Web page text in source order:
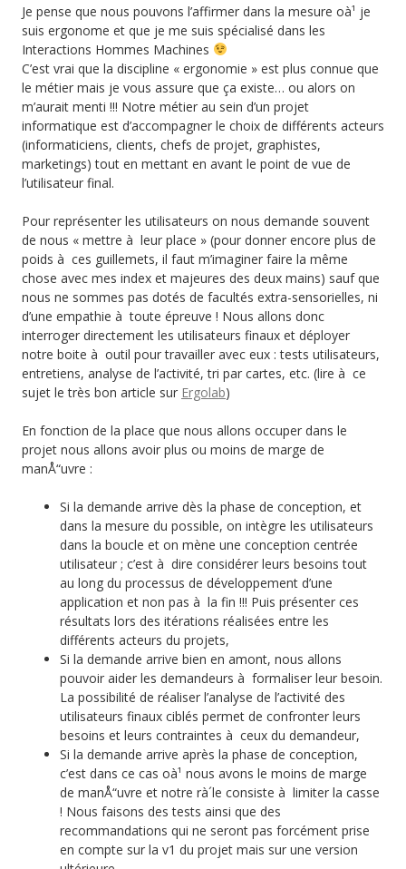
Je pense que nous pouvons l’affirmer dans la mesure oà¹ je
suis ergonome et que je me suis spécialisé dans les
Interactions Hommes Machines
C’est vrai que la discipline « ergonomie » est plus connue que
le métier mais je vous assure que ça existe… ou alors on
m’aurait menti !!! Notre métier au sein d’un projet
informatique est d’accompagner le choix de différents acteurs
(informaticiens, clients, chefs de projet, graphistes,
marketings) tout en mettant en avant le point de vue de
l’utilisateur final.
Pour représenter les utilisateurs on nous demande souvent
de nous « mettre à leur place » (pour donner encore plus de
poids à ces guillemets, il faut m’imaginer faire la même
chose avec mes index et majeures des deux mains) sauf que
nous ne sommes pas dotés de facultés extra-sensorielles, ni
d’une empathie à toute épreuve ! Nous allons donc
interroger directement les utilisateurs finaux et déployer
notre boite à outil pour travailler avec eux : tests utilisateurs,
entretiens, analyse de l’activité, tri par cartes, etc. (lire à ce
sujet le très bon article sur Ergolab)
En fonction de la place que nous allons occuper dans le
projet nous allons avoir plus ou moins de marge de
manÅ“uvre :
Si la demande arrive dès la phase de conception, et
dans la mesure du possible, on intègre les utilisateurs
dans la boucle et on mène une conception centrée
utilisateur ; c’est à dire considérer leurs besoins tout
au long du processus de développement d’une
application et non pas à la fin !!! Puis présenter ces
résultats lors des itérations réalisées entre les
différents acteurs du projets,
Si la demande arrive bien en amont, nous allons
pouvoir aider les demandeurs à formaliser leur besoin.
La possibilité de réaliser l’analyse de l’activité des
utilisateurs finaux ciblés permet de confronter leurs
besoins et leurs contraintes à ceux du demandeur,
Si la demande arrive après la phase de conception,
c’est dans ce cas oà¹ nous avons le moins de marge
de manÅ“uvre et notre rà´le consiste à limiter la casse
! Nous faisons des tests ainsi que des
recommandations qui ne seront pas forcément prise
en compte sur la v1 du projet mais sur une version